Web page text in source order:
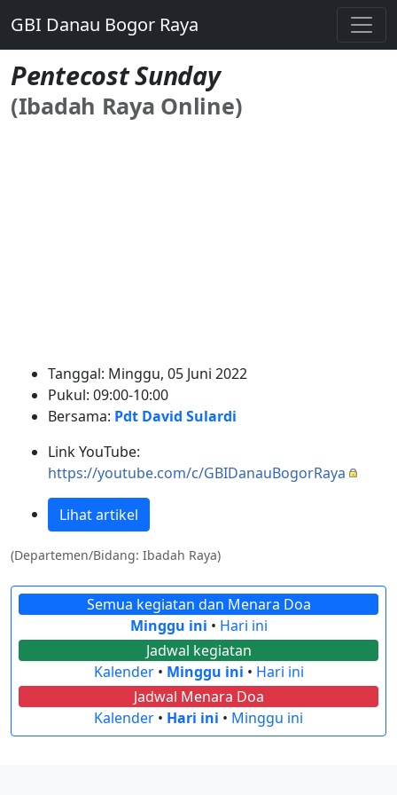
GBI Danau Bogor Raya
Pentecost Sunday
(Ibadah Raya Online)
Tanggal: Minggu, 05 Juni 2022
Pukul: 09:00-10:00
Bersama: Pdt David Sulardi
Link YouTube:
https://youtube.com/c/GBIDanauBogorRaya
Lihat artikel
(Departemen/Bidang: Ibadah Raya)
Semua kegiatan dan Menara Doa
Minggu ini • Hari ini
Jadwal kegiatan
Kalender• Minggu ini • Hari ini
Jadwal Menara Doa
Kalender • Hari ini • Minggu ini